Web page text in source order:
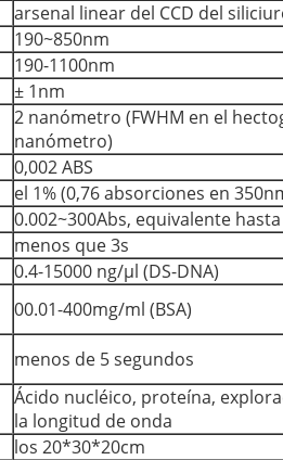
arsenal linear del CCD del
190~850nm
190-1100nm
± 1nm
2 nanómetro (FWHM en el
nanómetro)
0,002 ABS
el 1% (0,76 absorciones en
0.002~300Abs, equivalente
menos que 3s
0.4-15000 ng/μl (DS-DNA)
00.01-400mg/ml (BSA)
menos de 5 segundos
Ácido nucléico, proteína,
la longitud de onda
los 20*30*20cm